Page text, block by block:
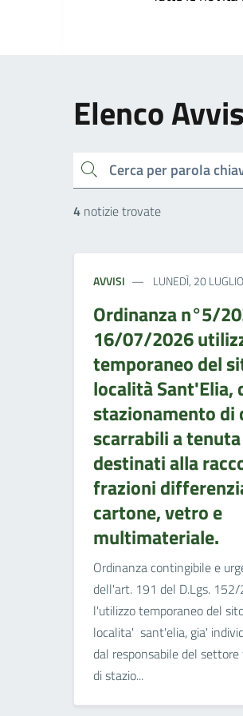
Elenco
cerca
4 notizie trovate
AVVISI LUNEDÌ, 20
Ordinanza n°5/
16/07/2026
temporaneo del
località Sant'Elia,
stazionamento di
scarrabili a
destinati alla
frazioni
cartone, vetro e
multimateriale.
Ordinanza contingibile e
dell'art. 191 del D.Lgs. 152/
l'utilizzo temporaneo del
localita' sant'elia, gia'
dal responsabile del
di stazio...